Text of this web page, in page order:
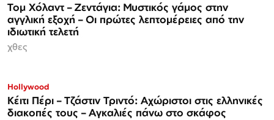
Τομ Χόλαντ – Ζεντάγια: Μυστικός γάμος στην
αγγλική εξοχή – Οι πρώτες λεπτομέρειες από την
ιδιωτική τελετή
χθες
Hollywood
Κέιτι Πέρι – Τζάστιν Τριντό: Αχώριστοι στις ελληνικές
διακοπές τους – Αγκαλιές πάνω στο σκάφος